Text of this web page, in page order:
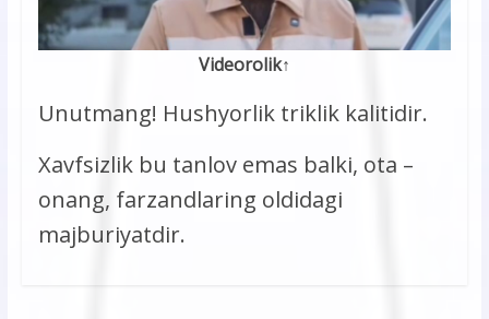
Videorolik↑
Unutmang! Hushyorlik triklik kalitidir.
Xavfsizlik bu tanlov emas balki, ota –
onang, farzandlaring oldidagi
majburiyatdir.